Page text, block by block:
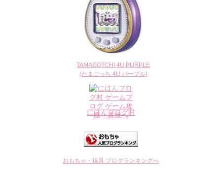
TAMAGOTCHI 4U PURPLE
(たまごっち 4U パープル)
にほんブログ村
おもちゃ・玩具 ブログランキングへ